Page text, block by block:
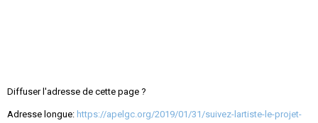
Diffuser l'adresse de cette page ?
Adresse longue: https://apelgc.org/2019/01/31/suivez-lartiste-le-projet-